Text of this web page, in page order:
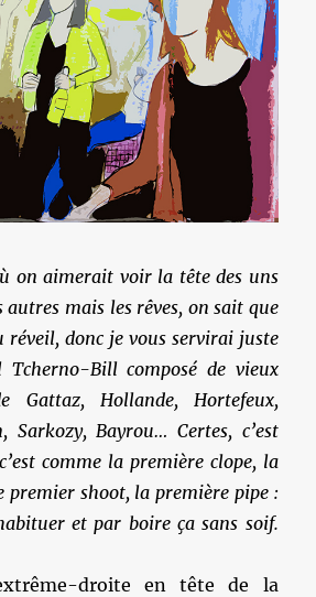
on aimerait voir la tête des uns
autres mais les rêves, on sait que
donc je vous servirai juste
Bill composé de vieux
Gattaz, Hollande, Hortefeux,
Sarkozy, Bayrou… Certes, c’est
comme la première clope, la
premier shoot, la première pipe :
et par boire ça sans soif.
droite en tête de la